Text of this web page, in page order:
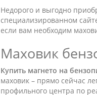
Недорого и выгодно
специализированном
если вам необходим
Маховик
Купить магнето на
маховик – прямо сейчас
профильного центра по